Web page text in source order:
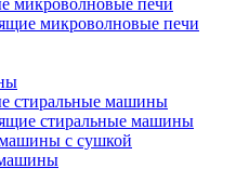
микроволновые печи
микроволновые печи
стиральные машины
стиральные машины
с сушкой